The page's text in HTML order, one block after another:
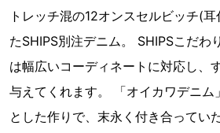
トレッチ混の12オンスセルビッチ(
たSHIPS別注デニム。 SHIPSこだわ
は幅広いコーディネートに対応し、
与えてくれます。 「オイカワデニム
とした作りで、末永く付き合ってい